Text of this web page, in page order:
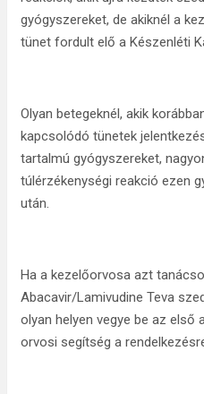
gyógyszereket, de akiknél a
tünet fordult elő a Készenléti
Olyan betegeknél, akik
kapcsolódó tünetek
tartalmú gyógyszereket,
túlérzékenységi reakció ezen
után.
Ha a kezelőorvosa azt
Abacavir/Lamivudine Teva
olyan helyen vegye be az első
orvosi segítség a